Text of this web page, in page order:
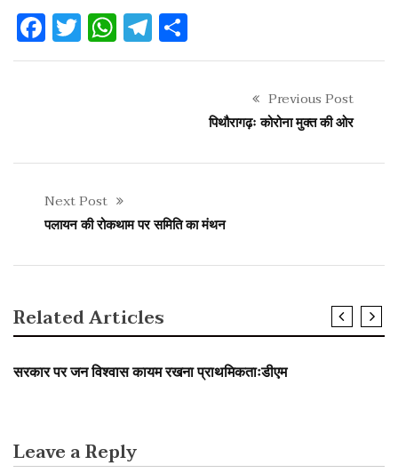
Facebook
Twitter
WhatsApp
Telegram
Previous Post
पिथौरागढ़ः कोरोना मुक्त की ओर
Next Post
पलायन की रोकथाम पर समिति का मंथन
Related Articles
सरकार पर जन विश्वास कायम रखना प्राथमिकताःडीएम
Leave a Reply